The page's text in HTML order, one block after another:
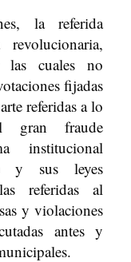
la referida
las cuales no
fijadas
referidas a lo
gran fraude
institucional
y sus leyes
referidas al
y violaciones
antes y